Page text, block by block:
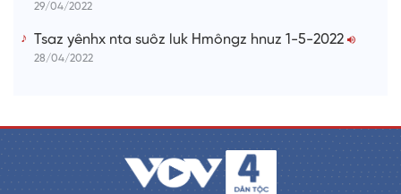
29/04/2022
Tsaz yênhx nta suôz luk Hmôngz hnuz 1-5-2022
28/04/2022